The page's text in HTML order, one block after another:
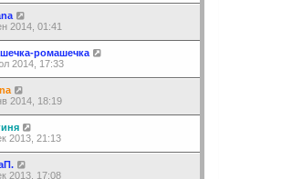
2014, 01:41
ромашечка
2014, 17:33
2014, 18:19
2013, 21:13
2013, 17:08